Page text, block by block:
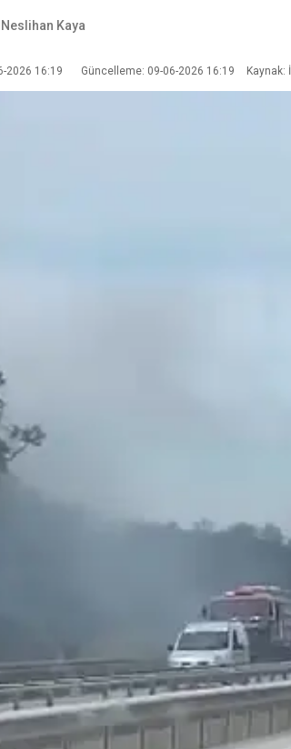
Neslihan Kaya
2026 16:19 Güncelleme: 09-06-2026 16:19 Kaynak: